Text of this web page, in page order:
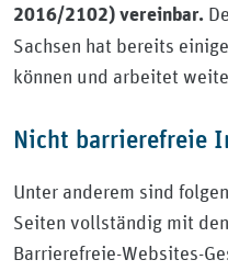
2016/2102) vereinbar.
Sachsen hat bereits
können und arbeitet
Nicht barrierefreie
Unter anderem sind
Seiten vollständig mit
Barrierefreie-Websites-